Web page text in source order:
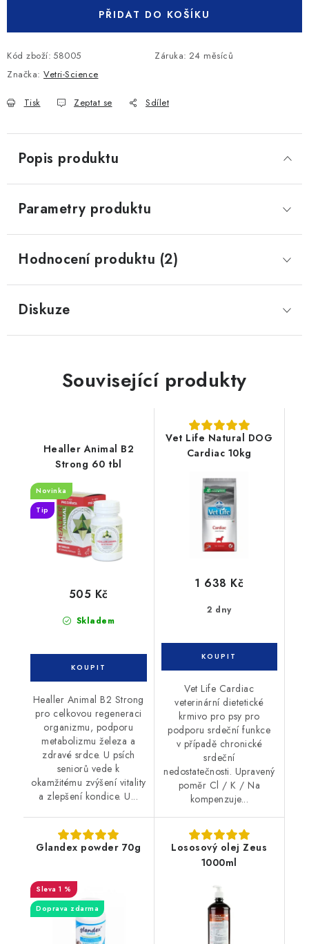
PŘIDAT DO KOŠÍKU
Kód zboží: 58005 Záruka: 24 měsíců
Značka: Vetri-Science
Tisk Zeptat se Sdílet
Popis produktu
Parametry produktu
Hodnocení produktu (2)
Diskuze
Související produkty
Healler Animal B2
Strong 60 tbl
Novinka
Tip
Skladem
505 Kč
Healler Animal B2 Strong
pro celkovou regeneraci
organizmu, podporu
metabolizmu železa a
zdravé srdce. U psích
seniorů vede k
okamžitému zvýšení vitality
a zlepšení kondice. U...
Vet Life Natural DOG
Cardiac 10kg
2 dny
1 638 Kč
Vet Life Cardiac
veterinární dietetické
krmivo pro psy pro
podporu srdeční funkce
v případě chronické
srdeční
nedostatečnosti. Upravený
poměr Cl / K / Na
kompenzuje...
Glandex powder 70g
1 %
Doprava zdarma
Lososový olej Zeus
1000ml